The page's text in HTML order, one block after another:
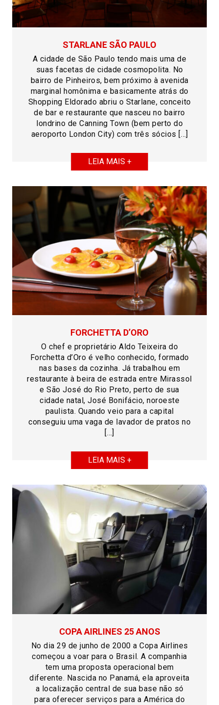
STARLANE SÃO PAULO
A cidade de São Paulo tendo mais uma de
suas facetas de cidade cosmopolita. No
bairro de Pinheiros, bem próximo à avenida
marginal homônima e basicamente atrás do
Shopping Eldorado abriu o Starlane, conceito
de bar e restaurante que nasceu no bairro
londrino de Canning Town (bem perto do
aeroporto London City) com três sócios […]
LEIA MAIS +
FORCHETTA D’ORO
O chef e proprietário Aldo Teixeira do
Forchetta d’Oro é velho conhecido, formado
nas bases da cozinha. Já trabalhou em
restaurante à beira de estrada entre Mirassol
e São José do Rio Preto, perto de sua
cidade natal, José Bonifácio, noroeste
paulista. Quando veio para a capital
conseguiu uma vaga de lavador de pratos no
[…]
LEIA MAIS +
COPA AIRLINES 25 ANOS
No dia 29 de junho de 2000 a Copa Airlines
começou a voar para o Brasil. A companhia
tem uma proposta operacional bem
diferente. Nascida no Panamá, ela aproveita
a localização central de sua base não só
para oferecer serviços para a América do